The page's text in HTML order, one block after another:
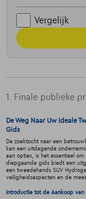
Vergelijk
1. Finale publieke
De Weg Naar Uw Ideale
Gids
De zoektocht naar een
kan een uitdagende
aan opties, is het essentieel
diepgaande gids biedt een
een tweedehands SUV
veiligheidsaspecten en de
Introductie tot de Aankoop